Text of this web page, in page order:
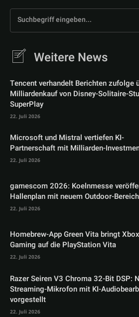
Suchbegriff eingeben...
Weitere News
Tencent verhandelt Berichten zufolge
Milliardenkauf von Disney-Solitaire-
SuperPlay
22. Juli 2026
Microsoft und Mistral vertiefen KI-
Partnerschaft mit Milliarden-
22. Juli 2026
gamescom 2026: Koelnmesse
Hallenplan mit neuem Outdoor-Bereich
22. Juli 2026
Homebrew-App Green Vita bringt
Gaming auf die PlayStation Vita
22. Juli 2026
Razer Seiren V3 Chroma 32-Bit DSP:
Streaming-Mikrofon mit KI-
vorgestellt
22. Juli 2026